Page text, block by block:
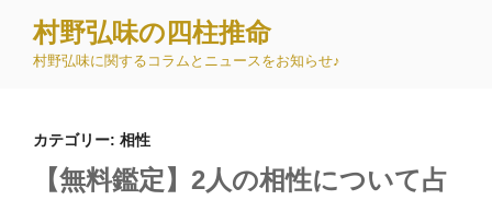
村野弘味の四柱推命
村野弘味に関するコラムとニュースをお知らせ♪
カテゴリー: 相性
【無料鑑定】2人の相性について占